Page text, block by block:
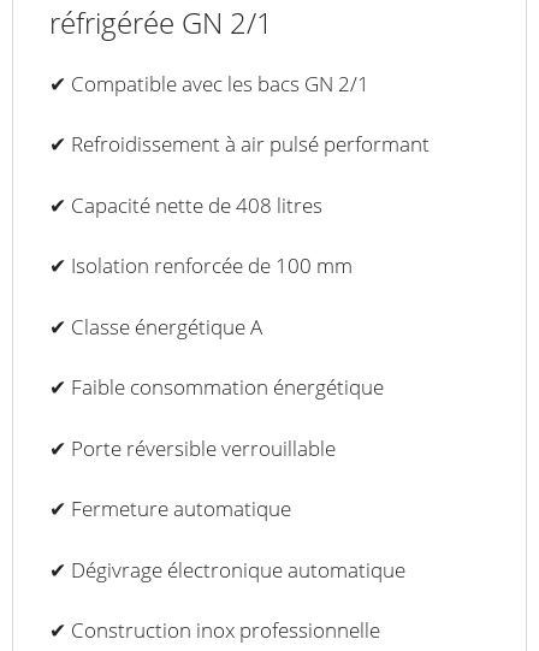
réfrigérée GN 2/1
✔ Compatible avec les bacs GN 2/1
✔ Refroidissement à air pulsé performant
✔ Capacité nette de 408 litres
✔ Isolation renforcée de 100 mm
✔ Classe énergétique A
✔ Faible consommation énergétique
✔ Porte réversible verrouillable
✔ Fermeture automatique
✔ Dégivrage électronique automatique
✔ Construction inox professionnelle